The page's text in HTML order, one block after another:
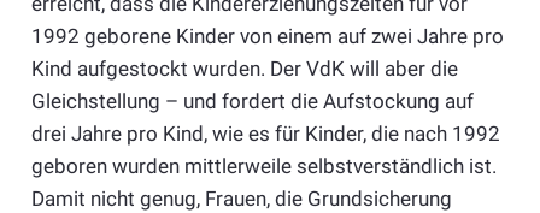
1992 geborene Kinder von einem auf zwei Jahre pro
Kind aufgestockt wurden. Der VdK will aber die
Gleichstellung – und fordert die Aufstockung auf
drei Jahre pro Kind, wie es für Kinder, die nach 1992
geboren wurden mittlerweile selbstverständlich ist.
Damit nicht genug, Frauen, die Grundsicherung